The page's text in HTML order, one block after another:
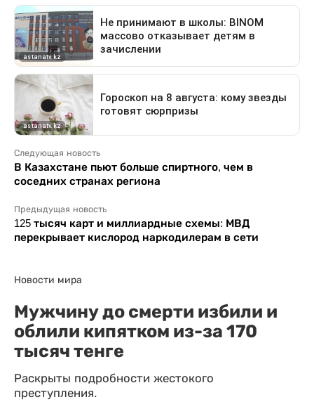
Следующая новость
В Казахстане пьют больше спиртного, чем в
соседних странах региона
Предыдущая новость
125 тысяч карт и миллиардные схемы: МВД
перекрывает кислород наркодилерам в сети
Новости мира
Мужчину до смерти избили и
облили кипятком из-за 170
тысяч тенге
Раскрыты подробности жестокого
преступления.